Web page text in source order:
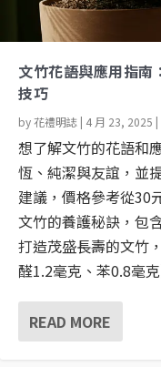
文竹花語與應用指
技巧
by花禮明誌 | 4 月 23, 2025 |
想了解文竹的花語和
恆、純潔與友誼，並
建議，價格參考從30
文竹的養護秘訣，包
打造茂盛長壽的文竹
醛1.2毫克、苯0.8毫克
READ MORE